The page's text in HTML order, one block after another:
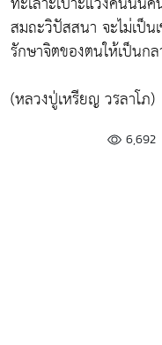
สมถะวิปัสสนา จะไม่เป็
รักษาจิตของตนให้เป็นก
(หลวงปู่เหรียญ วรลาโภ)
6,692